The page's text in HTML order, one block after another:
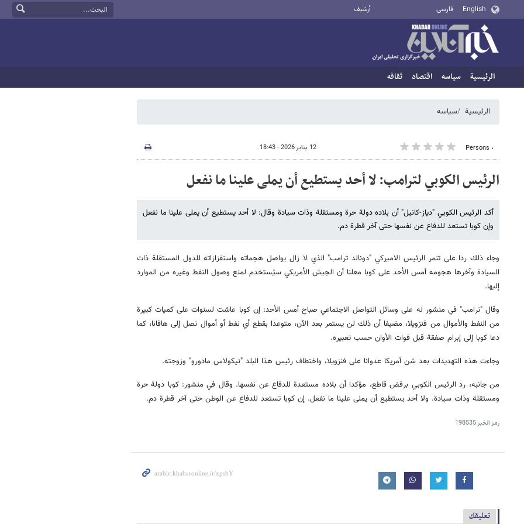
English فارسی أرشيف
الرئيسية سیاسه اقتصاد ثقافه
الرئيسية سیاسه
٠ Persons 12 يناير 2026 - 18:43
الرئيس الكوبي لترامب: لا أحد یستطیع أن يملی علينا ما نفعل
أكد الرئيس الكوبي "دياز-كانيل" أن بلاده دولة حرة ومستقلة وذات سيادة وقال: لا أحد یستطیع أن يملی علينا ما نفعل
وإن كوبا تستعد للدفاع عن نفسها حتى آخر قطرة دم.
وجاء ذلك ردا على تنمر الرئيس الاميركي "دونالد ترامب" الذي لا زال يواصل هجماته واستفزازاته للدول المستقلة ذات
السيادة وآخرها هجومه أمس الأحد على كوبا معلنا أن الجيش الأمريكي سيُستخدم لمنع وصول النفط وغيره من الموارد
إليها.
وقال "ترامب" في منشور له على وسائل التواصل الاجتماعي صباح أمس الأحد: إن كوبا عاشت لسنوات على كميات كبيرة
من النفط والأموال من فنزويلا، مضيفا أن ذلك لن يستمر بعد الآن، متوعدا بقطع أي نفط أو أموال تصل إلى هافانا، كما
دعا كوبا إلى إبرام صفقة قبل فوات الأوان حسب تعبيره.
وجاءت هذه التهديدات بعد شن أمریکا عدوانا على فنزويلا، واختطاف رئيس هذا البلد "نيكولاس مادورو" وزوجته.
من جانبه، رد الرئيس الكوبي برفض قاطع، مؤكدا أن بلاده مستعدة للدفاع عن نفسها. وقال في منشور: كوبا دولة حرة
ومستقلة وذات سيادة. ولا أحد یستطیع أن يملی علينا ما نفعل. إن كوبا تستعد للدفاع عن الوطن حتى آخر قطرة دم.
رمز الخبر198535
تعليقك